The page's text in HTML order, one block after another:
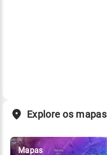
Explore os mapas
Mapas